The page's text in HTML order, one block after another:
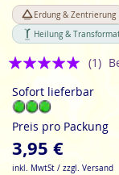
Erdung & Zentrierung
Heilung &
Bewertung:
(1)
Sofort lieferbar
Preis pro Packung
3,95 €
inkl. MwtSt / zzgl. Versand